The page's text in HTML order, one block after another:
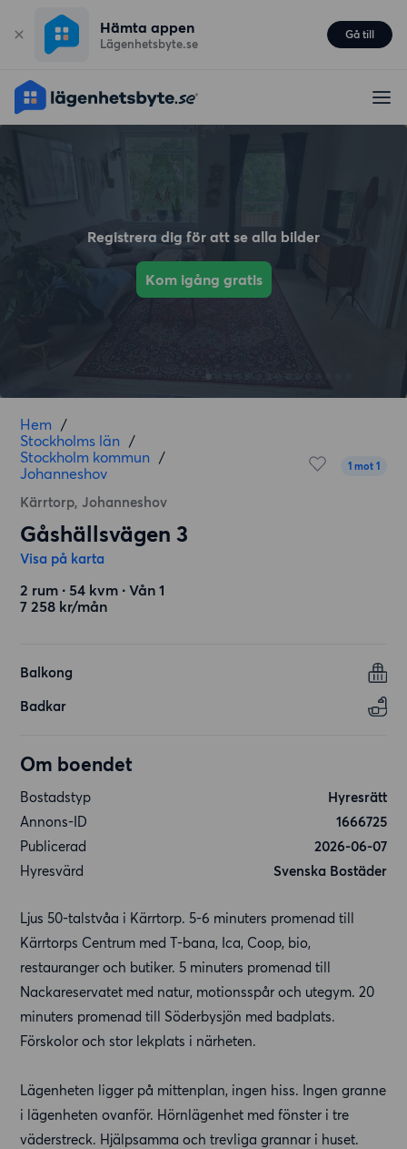
Hämta appen
Lägenhetsbyte.se
Gå till
Registrera dig för att se alla bilder
Kom igång gratis
Hem /
Stockholms län /
Stockholm kommun /
Johanneshov
Kärrtorp, Johanneshov
1 mot 1
Gåshällsvägen 3
Visa på karta
2 rum ∙ 54 kvm ∙ Vån 1
7 258 kr/mån
Balkong
Badkar
Om boendet
Bostadstyp
Hyresrätt
Annons-ID
1666725
Publicerad
2026-06-07
Hyresvärd
Svenska Bostäder
Ljus 50-talstvåa i Kärrtorp. 5-6 minuters promenad till
Kärrtorps Centrum med T-bana, Ica, Coop, bio,
restauranger och butiker. 5 minuters promenad till
Nackareservatet med natur, motionsspår och utegym. 20
minuters promenad till Söderbysjön med badplats.
Förskolor och stor lekplats i närheten.
Lägenheten ligger på mittenplan, ingen hiss. Ingen granne
i lägenheten ovanför. Hörnlägenhet med fönster i tre
väderstreck. Hjälpsamma och trevliga grannar i huset.